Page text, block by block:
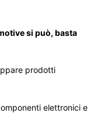
si può, basta
prodotti
elettronici e